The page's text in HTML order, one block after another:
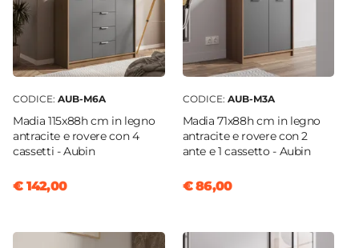
CODICE: AUB-M6A
Madia 115x88h cm in legno
antracite e rovere con 4
cassetti - Aubin
€ 142,00
CODICE: AUB-M3A
Madia 71x88h cm in legno
antracite e rovere con 2
ante e 1 cassetto - Aubin
€ 86,00